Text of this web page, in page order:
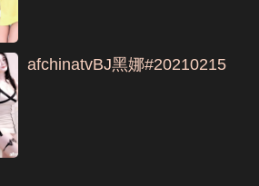
afchinatvBJ黑娜#20210215